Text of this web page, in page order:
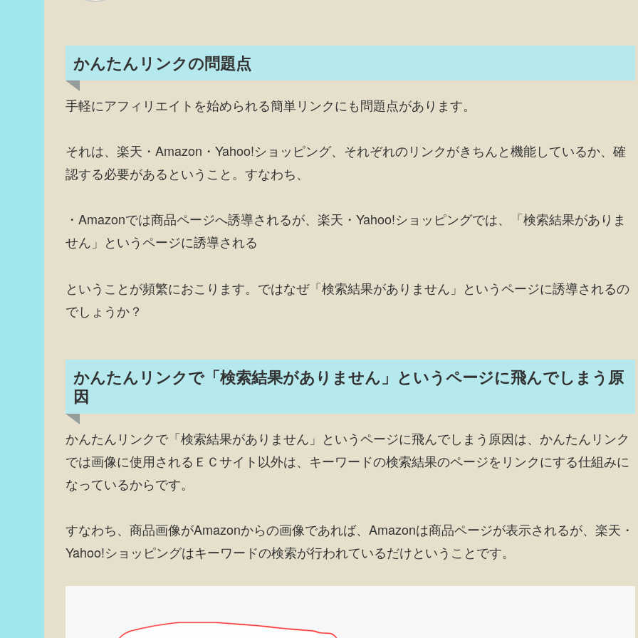
かんたんリンクの問題点
手軽にアフィリエイトを始められる簡単リンクにも問題点があります。
それは、楽天・Amazon・Yahoo!ショッピング、それぞれのリンクがきちんと機能しているか、確
認する必要があるということ。すなわち、
・Amazonでは商品ページへ誘導されるが、楽天・Yahoo!ショッピングでは、「検索結果がありま
せん」というページに誘導される
ということが頻繁におこります。ではなぜ「検索結果がありません」というページに誘導されるの
でしょうか？
かんたんリンクで「検索結果がありません」というページに飛んでしまう原
因
かんたんリンクで「検索結果がありません」というページに飛んでしまう原因は、かんたんリンク
では画像に使用されるＥＣサイト以外は、キーワードの検索結果のページをリンクにする仕組みに
なっているからです。
すなわち、商品画像がAmazonからの画像であれば、Amazonは商品ページが表示されるが、楽天・
Yahoo!ショッピングはキーワードの検索が行われているだけということです。